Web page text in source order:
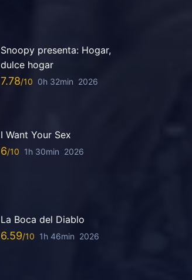
Snoopy presenta: Hogar,
dulce hogar
7.78 0h 32min 2026
I Want Your Sex
6 1h 30min 2026
La Boca del Diablo
6.59 1h 46min 2026